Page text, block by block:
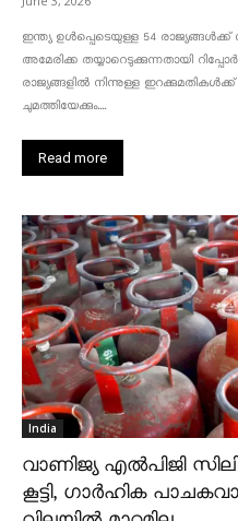
ഇന്ത്യ ഉൾപ്പെടെയുള്ള 54
അമേരിക്ക തയ്യാറെടുക്കുന്നതായി
രാജ്യങ്ങളിൽ നിന്നുള്ള
ചുമത്തിയേക്കും....
Read more
India
വാണിജ്യ എൽപിജി
കൂട്ടി, ഗാർഹിക